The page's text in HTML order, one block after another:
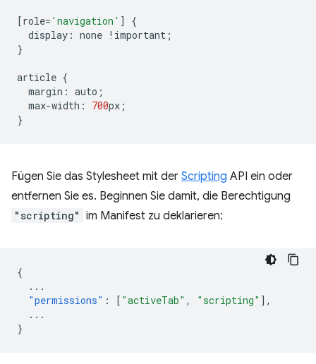
[role= 'navigation' ]
{
display : none ! important ;
}
article {
margin : auto ;
max-width : 700px ;
}
Fügen Sie das Stylesheet mit der Scripting API ein oder
entfernen Sie es. Beginnen Sie damit, die Berechtigung
"scripting" im Manifest zu deklarieren:
{
...
"permissions" : [ "activeTab" , "scripting" ],
...
}